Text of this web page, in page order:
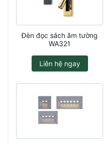
Đèn đọc sách âm tường
WA321
Liên hệ ngay